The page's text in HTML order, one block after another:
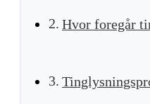
Hvor foregår